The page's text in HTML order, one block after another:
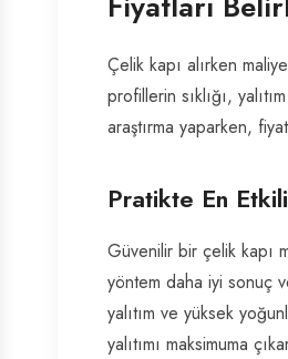
Çelik kapı alırken
profillerin sıklığı,
araştırma yaparken,
Pratikte En
Güvenilir bir çelik kapı
yöntem daha iyi sonuç
yalıtım ve yüksek
yalıtımı maksimuma